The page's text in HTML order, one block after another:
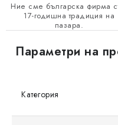
Ние сме българска фирма
17-годишна традиция на
пазара.
Параметри на
Категория